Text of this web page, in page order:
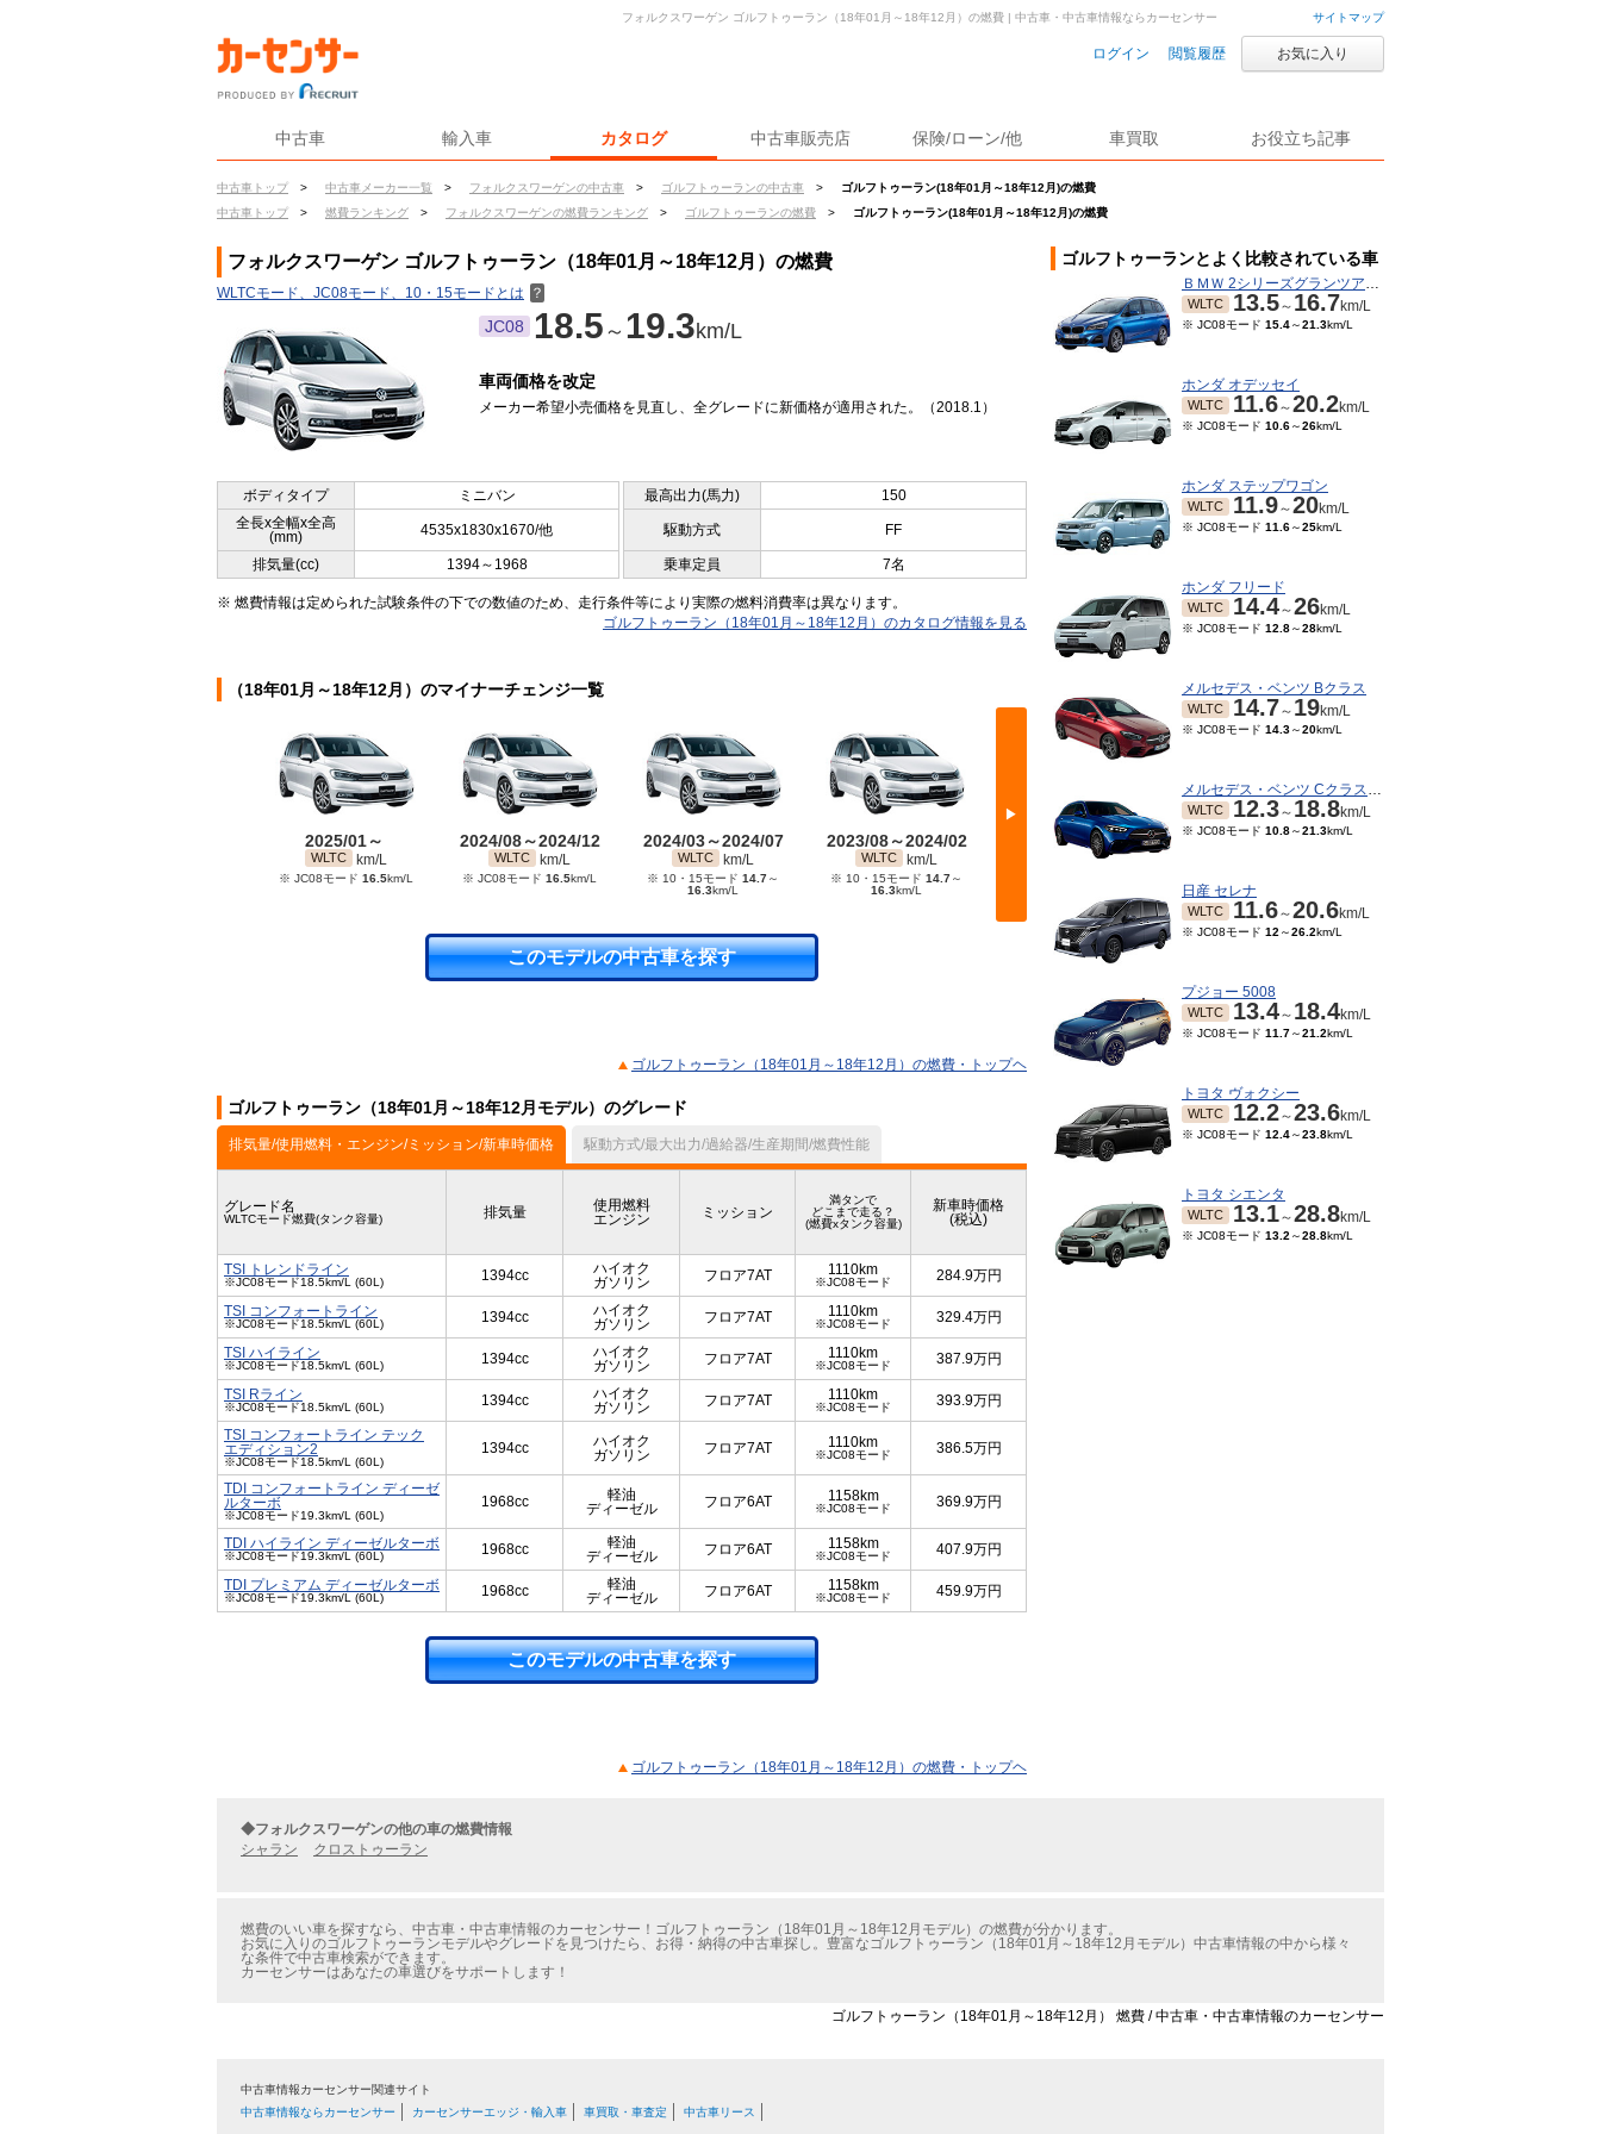
サイトマップ
ログイン 閲覧履歴 お気に入り
中古車 輸入車 カタログ 中古車販売店 保険/ローン/他 車買取 お役立ち記事
中古車トップ > 中古車メーカー一覧 > フォルクスワーゲンの中古車 > ゴルフトゥーランの中古車 >
ゴルフトゥーラン(18年01月～18年12月)の燃費
中古車トップ
> 燃費ランキング > フォルクスワーゲンの燃費ランキング > ゴルフトゥーランの燃費 > ゴルフトゥーラン(18年01月～18年12月)の燃費
フォルクスワーゲン ゴルフトゥーラン（18年01月～18年12月）の燃費 | 中古車・中古車情報ならカーセンサー
フォルクスワーゲン ゴルフトゥーラン（18年01月～18年12月）の燃費
WLTCモード、JC08モード、10・15モードとは ？
JC08 18.5 ～ 19.3km/L
車両価格を改定
メーカー希望小売価格を見直し、全グレードに新価格が適用された。（2018.1）
ボディタイプ ミニバン 最高出力(馬力)
150
全長x全幅x全高
(mm)
4535x1830x1670/他 駆動方式 FF
排気量(cc) 1394～1968 乗車定員 7名
※ 燃費情報は定められた試験条件の下での数値のため、走行条件等により実際の燃料消費率は異なります。
ゴルフトゥーラン（18年01月～18年12月）のカタログ情報を見る
（18年01月～18年12月）のマイナーチェンジ一覧
▶
2025/01～
WLTC km/L
※ JC08モード 16.5km/L
2024/08～2024/12
WLTC km/L
※ JC08モード 16.5km/L
2024/03～2024/07
WLTC km/L
※ 10・15モード 14.7～
16.3km/L
2023/08～2024/02
WLTC km/L
※ 10・15モード 14.7～
16.3km/L
2022/08～2023/07
km/L
2022/04～2022/07
このモデルの中古車を探す
ゴルフトゥーラン（18年01月～18年12月）の燃費・トップヘ
ゴルフトゥーラン（18年01月～18年12月モデル）のグレード
排気量/使用燃料・エンジン/ミッション/新車時価格 駆動方式/最大出力/過給器/生産期間/燃費性能
グレード名
WLTCモード燃費(タンク容量) 排気量
使用燃料
エンジン
ミッション
満タンで
どこまで走る？
(燃費xタンク容量)
新車時価格
(税込)
TSI トレンドライン
※JC08モード18.5km/L (60L) 1394cc
ハイオク
ガソリン
フロア7AT 1110km
※JC08モード 284.9万円
TSI コンフォートライン
※JC08モード18.5km/L (60L) 1394cc
ハイオク
ガソリン
フロア7AT 1110km
※JC08モード 329.4万円
TSI ハイライン
※JC08モード18.5km/L (60L) 1394cc
ハイオク
ガソリン
フロア7AT 1110km
※JC08モード 387.9万円
TSI Rライン
※JC08モード18.5km/L (60L) 1394cc
ハイオク
ガソリン
フロア7AT 1110km
※JC08モード 393.9万円
TSI コンフォートライン テック
エディション2
※JC08モード18.5km/L (60L)
1394cc
ハイオク
ガソリン
フロア7AT 1110km
※JC08モード 386.5万円
TDI コンフォートライン ディーゼ
ルターボ
※JC08モード19.3km/L (60L)
1968cc
軽油
ディーゼル
フロア6AT 1158km
※JC08モード 369.9万円
TDI ハイライン ディーゼルターボ
※JC08モード19.3km/L (60L) 1968cc
軽油
ディーゼル
フロア6AT 1158km
※JC08モード 407.9万円
TDI プレミアム ディーゼルターボ
※JC08モード19.3km/L (60L) 1968cc
軽油
ディーゼル
フロア6AT 1158km
※JC08モード 459.9万円
このモデルの中古車を探す
ゴルフトゥーラン（18年01月～18年12月）の燃費・トップヘ
ゴルフトゥーランとよく比較されている車
ＢＭＷ 2シリーズグランツアラー
WLTC 13.5～ 16.7km/L
※ JC08モード 15.4～21.3km/L
ホンダ オデッセイ
WLTC 11.6～20.2km/L
※ JC08モード 10.6～26km/L
ホンダ ステップワゴン
WLTC 11.9～20km/L
※ JC08モード 11.6～25km/L
ホンダ フリード
WLTC 14.4～26km/L
※ JC08モード 12.8～28km/L
メルセデス・ベンツ Bクラス
WLTC 14.7～ 19km/L
※ JC08モード 14.3～20km/L
メルセデス・ベンツ Cクラスワゴン
WLTC 12.3～ 18.8km/L
※ JC08モード 10.8～21.3km/L
日産 セレナ
WLTC 11.6～20.6km/L
※ JC08モード 12 ～26.2km/L
プジョー 5008
WLTC 13.4～ 18.4km/L
※ JC08モード 11.7～21.2km/L
トヨタ ヴォクシー
WLTC 12.2～23.6km/L
※ JC08モード 12.4～23.8km/L
トヨタ シエンタ
WLTC 13.1～28.8km/L
※ JC08モード 13.2 ～28.8km/L
◆フォルクスワーゲンの他の車の燃費情報
シャラン
クロストゥーラン
燃費のいい車を探すなら、中古車・中古車情報のカーセンサー！ゴルフトゥーラン（18年01月～18年12月モデル）の燃費が分かります。
お気に入りのゴルフトゥーランモデルやグレードを見つけたら、お得・納得の中古車探し。豊富なゴルフトゥーラン（18年01月～18年12月モデル）中古車情報の中から様々
な条件で中古車検索ができます。
カーセンサーはあなたの車選びをサポートします！
ゴルフトゥーラン（18年01月～18年12月） 燃費 / 中古車・中古車情報のカーセンサー
中古車情報カーセンサー関連サイト
中古車情報ならカーセンサー
カーセンサーエッジ・輸入車 車買取・車査定 中古車リース